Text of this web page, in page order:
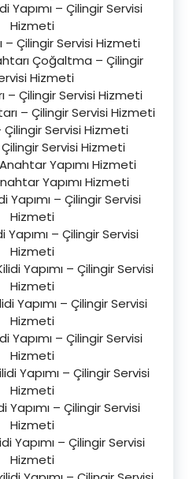
Yapımı – Çilingir Servisi
Hizmeti
– Çilingir Servisi Hizmeti
Çoğaltma – Çilingir
Hizmeti
– Çilingir Servisi Hizmeti
– Çilingir Servisi Hizmeti
Çilingir Servisi Hizmeti
Servisi Hizmeti
Yapımı Hizmeti
Yapımı Hizmeti
Yapımı – Çilingir Servisi
Hizmeti
Yapımı – Çilingir Servisi
Hizmeti
Yapımı – Çilingir Servisi
Hizmeti
Yapımı – Çilingir Servisi
Hizmeti
Yapımı – Çilingir Servisi
Hizmeti
Yapımı – Çilingir Servisi
Hizmeti
Yapımı – Çilingir Servisi
Hizmeti
Yapımı – Çilingir Servisi
Hizmeti